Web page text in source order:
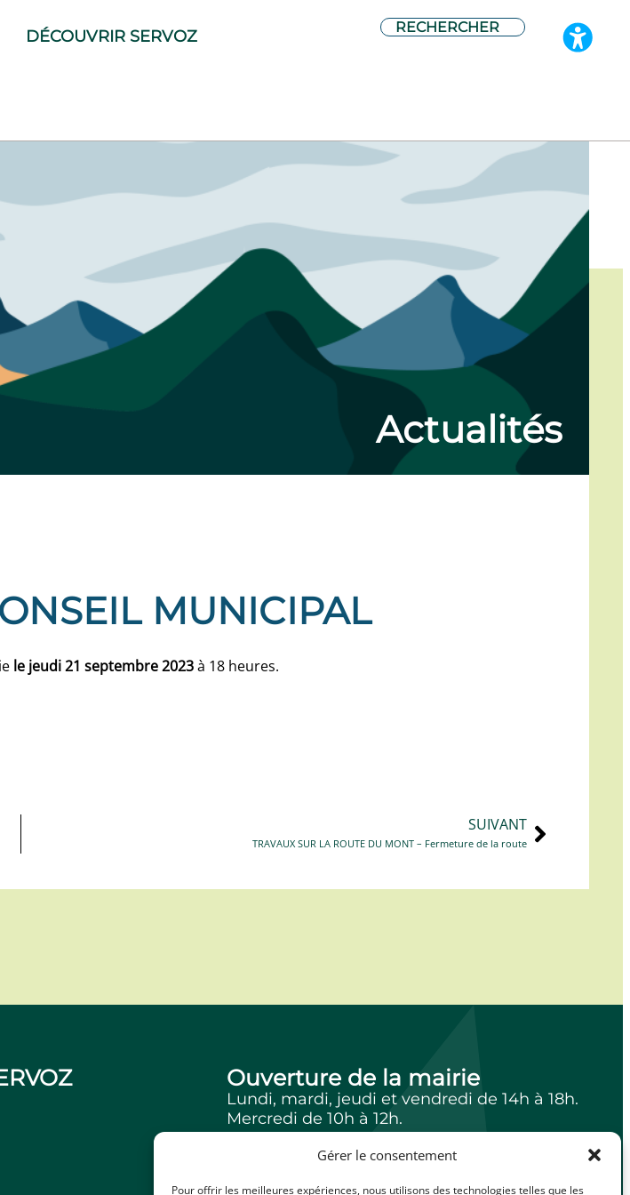
Gérer le consentement
Pour offrir les meilleures expériences, nous utilisons des technologies telles que les
DÉCOUVRIR SERVOZ
Actualités
MUNICIPAL
le jeudi 21 septembre 2023à 18 heures.
SUIVANT
TRAVAUX SUR LA ROUTE DU MONT – Fermeture de la route
Ouverture de la mairie
Lundi, mardi, jeudi et vendredi de 14h à 18h.
Mercredi de 10h à 12h.